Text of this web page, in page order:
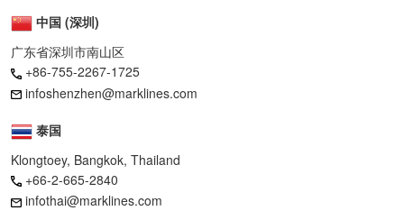
中国 (深圳)
广东省深圳市南山区
+86-755-2267-1725
infoshenzhen@marklines.com
泰国
Klongtoey, Bangkok, Thailand
+66-2-665-2840
infothai@marklines.com